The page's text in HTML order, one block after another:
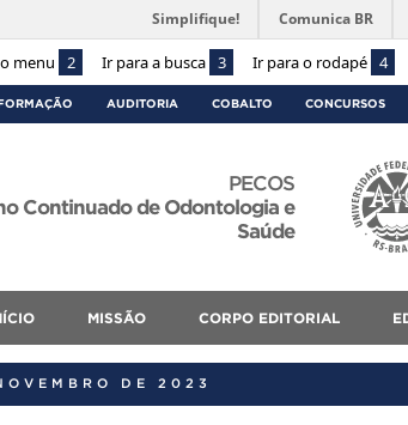
menu 2 Ir para a busca 3 Ir para o rodapé 4
Simplifique! Comunica BR
AUDITORIA COBALTO CONCURSOS
PECOS
Continuado de Odontologia e
Saúde
MISSÃO CORPO EDITORIAL
DE 2023